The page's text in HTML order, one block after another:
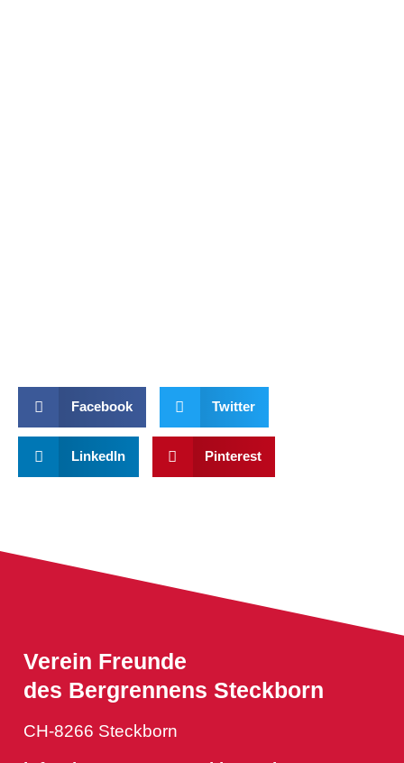
Facebook Twitter
LinkedIn Pinterest
Verein Freunde
des Bergrennens Steckborn
CH-8266 Steckborn